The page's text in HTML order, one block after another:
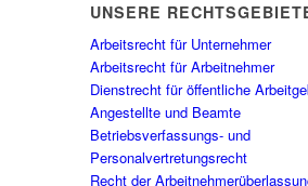
UNSERE
Arbeitsrecht für Unternehmer
Arbeitsrecht für Arbeitnehmer
Dienstrecht für öffentliche
Angestellte und Beamte
Betriebsverfassungs- und
Personalvertretungsrecht
Recht der